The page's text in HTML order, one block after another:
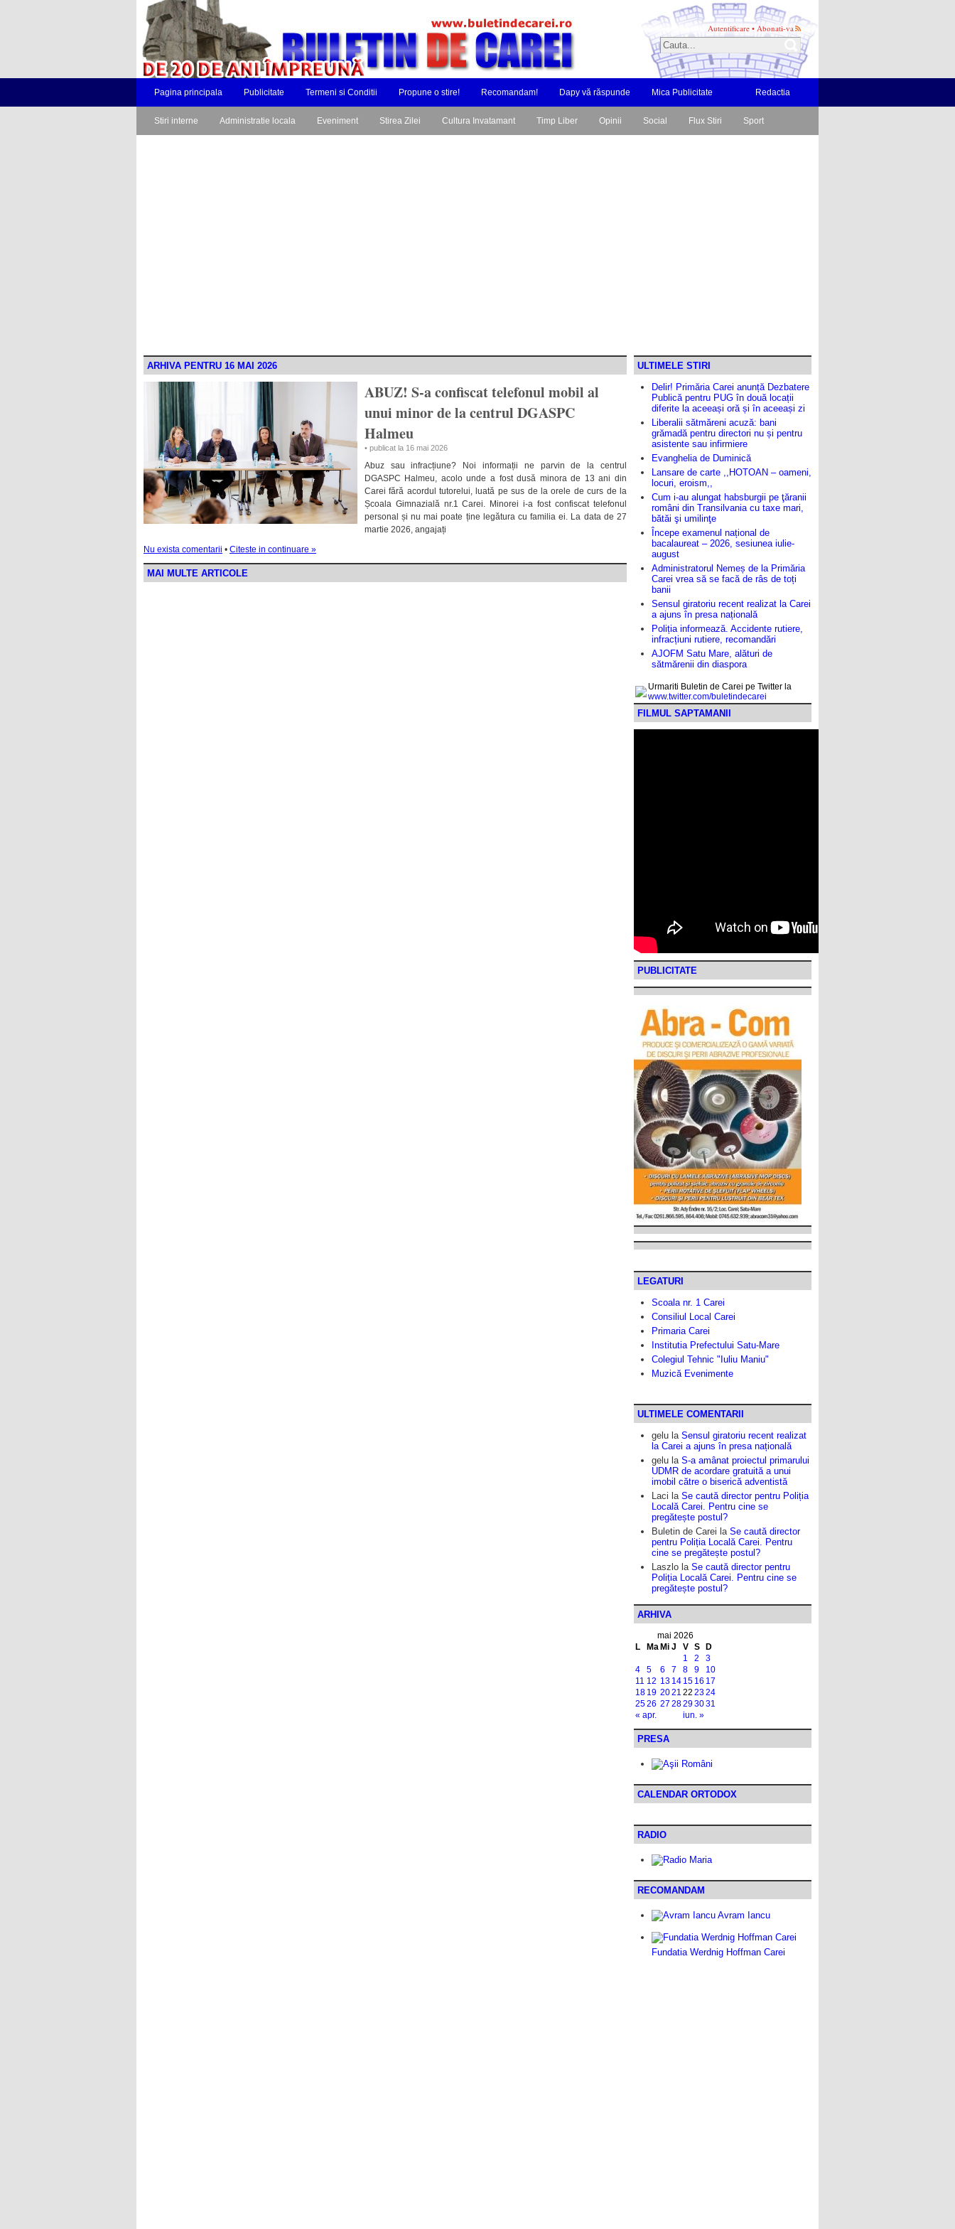
Autentificare • Abonati-va
Pagina principala Publicitate Termeni si Conditii Propune o stire! Recomandam! Dapy vă răspunde Mica Publicitate Redactia
Stiri interne Administratie locala Eveniment Stirea Zilei Cultura Invatamant Timp Liber Opinii Social Flux Stiri Sport
ARHIVA PENTRU 16 MAI 2026
ABUZ! S-a confiscat telefonul mobil al
unui minor de la centrul DGASPC
Halmeu
• publicat la 16 mai 2026
Abuz sau infracțiune? Noi informații ne parvin de la centrul
DGASPC Halmeu, acolo unde a fost dusă minora de 13 ani din
Carei fără acordul tutorelui, luată pe sus de la orele de curs de la
Școala Gimnazială nr.1 Carei. Minorei i-a fost confiscat telefonul
personal și nu mai poate ține legătura cu familia ei. La data de 27
martie 2026, angajați
Nu exista comentarii • Citeste in continuare »
MAI MULTE ARTICOLE
ULTIMELE STIRI
Delir! Primăria Carei anunță Dezbatere
Publică pentru PUG în două locații
diferite la aceeași oră și în aceeași zi
Liberalii sătmăreni acuză: bani
grămadă pentru directori nu și pentru
asistente sau infirmiere
Evanghelia de Duminică
Lansare de carte ,,HOTOAN – oameni,
locuri, eroism,,
Cum i-au alungat habsburgii pe ţăranii
români din Transilvania cu taxe mari,
bătăi şi umilinţe
Începe examenul național de
bacalaureat – 2026, sesiunea iulie-
august
Administratorul Nemeș de la Primăria
Carei vrea să se facă de râs de toți
banii
Sensul giratoriu recent realizat la Carei
a ajuns în presa națională
Poliția informează. Accidente rutiere,
infracțiuni rutiere, recomandări
AJOFM Satu Mare, alături de
sătmărenii din diaspora
Urmariti Buletin de Carei pe Twitter la
www.twitter.com/buletindecarei
FILMUL SAPTAMANII
PUBLICITATE
LEGATURI
Scoala nr. 1 Carei
Consiliul Local Carei
Primaria Carei
Institutia Prefectului Satu-Mare
Colegiul Tehnic "Iuliu Maniu"
Muzică Evenimente
ULTIMELE COMENTARII
gelu la Sensul giratoriu recent realizat
la Carei a ajuns în presa națională
gelu la S-a amânat proiectul primarului
UDMR de acordare gratuită a unui
imobil către o biserică adventistă
Laci la Se caută director pentru Poliția
Locală Carei. Pentru cine se
pregătește postul?
Buletin de Carei la Se caută director
pentru Poliția Locală Carei. Pentru
cine se pregătește postul?
Laszlo la Se caută director pentru
Poliția Locală Carei. Pentru cine se
pregătește postul?
ARHIVA
mai 2026
L
Ma Mi J V S D
« apr. iun. »
1 2
3
4
5 6 7 8 9
10
11 12 13 14 15 16 17
18 19 2021 22 2324
2526 27 28293031
PRESA
CALENDAR ORTODOX
RADIO
RECOMANDAM
Avram Iancu
Fundatia Werdnig Hoffman Carei